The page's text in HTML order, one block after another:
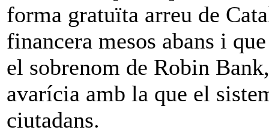
forma gratuïta arreu de
financera mesos abans i
el sobrenom de Robin
avarícia amb la que el
ciutadans.